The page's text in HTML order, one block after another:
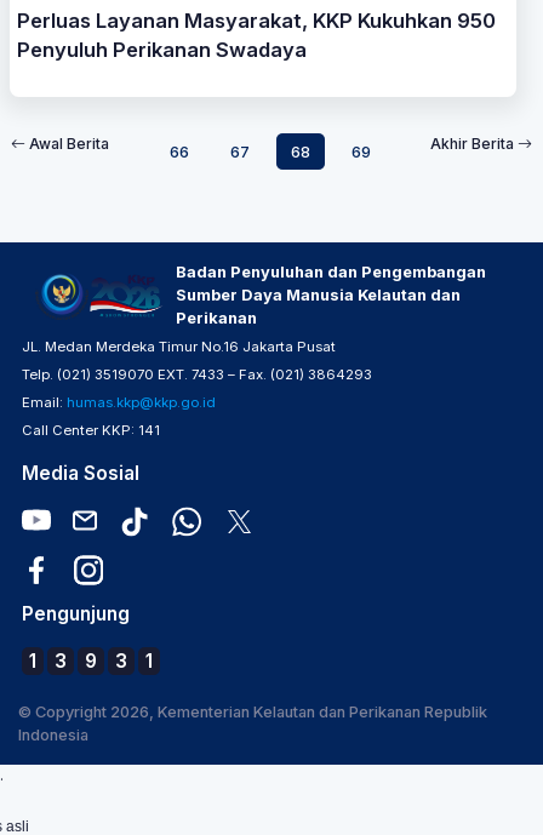
Perluas Layanan Masyarakat, KKP Kukuhkan 950
Penyuluh Perikanan Swadaya
Awal Berita 66 67 68 69 Akhir Berita
Badan Penyuluhan dan Pengembangan
Sumber Daya Manusia Kelautan dan
Perikanan
JL. Medan Merdeka Timur No.16 Jakarta Pusat
Telp. (021) 3519070 EXT. 7433 – Fax. (021) 3864293
Email: humas.kkp@kkp.go.id
Call Center KKP: 141
Media Sosial
Pengunjung
1 3 9 3 1
© Copyright 2026, Kementerian Kelautan dan Perikanan Republik
Indonesia
.
asli